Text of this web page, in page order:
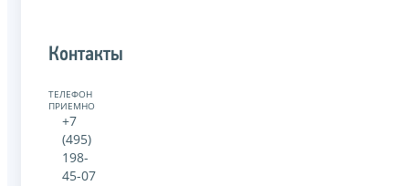
Контакты
ТЕЛЕФОН
ПРИЕМНОЙ:
+7
(495)
198-
45-07